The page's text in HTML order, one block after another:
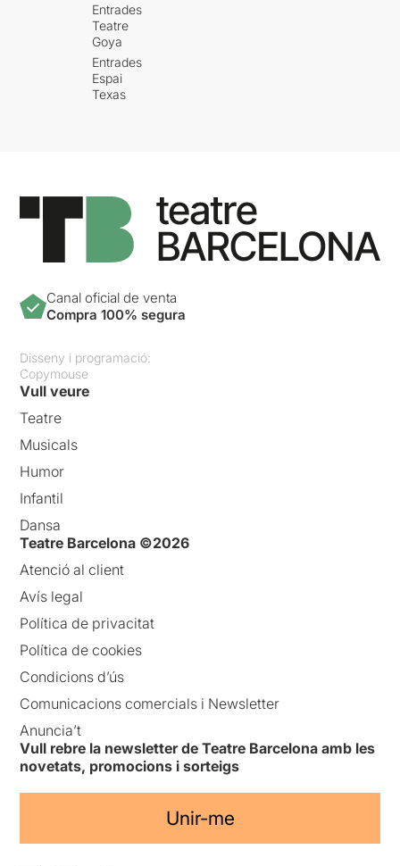
Entrades
Teatre
Goya
Entrades
Espai
Texas
Canal oficial de venta
Compra 100% segura
Disseny i programació:
Copymouse
Vull veure
Teatre
Musicals
Humor
Infantil
Dansa
Teatre Barcelona ©2026
Atenció al client
Avís legal
Política de privacitat
Política de cookies
Condicions d’ús
Comunicacions comercials i Newsletter
Anuncia’t
Vull rebre la newsletter de Teatre Barcelona amb les
novetats, promocions i sorteigs
Unir-me